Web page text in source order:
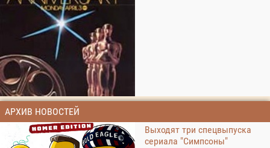
АРХИВ НОВОСТЕЙ
Выходят три спецвыпуска
сериала "Симпсоны"